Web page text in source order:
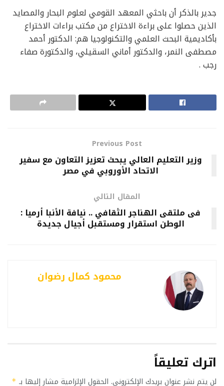
جدير بالذكر أن باحثي المعهد القومي لعلوم البحار والمصايد
الذين حصلوا على براءة الاختراع من مكتب براءات الاختراع
بأكاديمية البحث العلمي والتكنولوجيا هم: الدكتور أحمد
مصطفى النمر، والدكتور أماني السقيلي، والدكتورة صفاء
رجب .
Previous Post
وزير التعليم العالي يبحث تعزيز التعاون مع سفير
الاتحاد الأوروبي في مصر
المقال التالي
فى ملتقى الهناجر الثقافي .. نيافة الأنبا أرميا :
الوطن استقرار ومستقبل أجيال جديدة
محمود كمال رضوان
اترك تعليقاً
لن يتم نشر عنوان بريدك الإلكتروني. الحقول الإلزامية مشار إليها بـ *